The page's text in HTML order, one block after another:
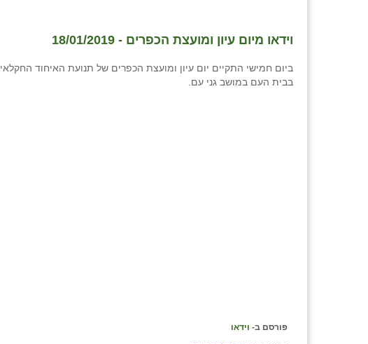
וידאו מיום עיון ומועצת הכפרים - 18/01/2019
ביום חמישי התקיים יום עיון ומועצת הכפרים של תנועת האיחוד החקלאי
בבית העם במושב גני עם.
פורסם ב- וידאו